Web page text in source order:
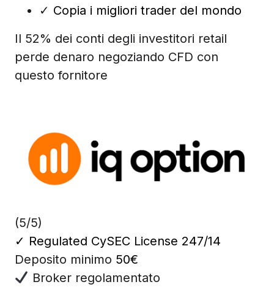
✓ Copia i migliori trader del mondo
Il 52% dei conti degli investitori retail
perde denaro negoziando CFD con
questo fornitore
(5/5)
✓ Regulated CySEC License 247/14
Deposito minimo 50€
Broker regolamentato